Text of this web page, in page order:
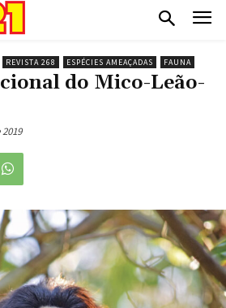
REVISTA 268 ESPÉCIES AMEAÇADAS FAUNA
do Mico-Leão-